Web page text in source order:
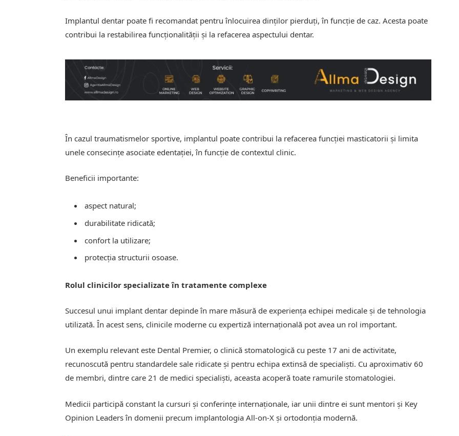
Implantul dentar poate fi recomandat pentru înlocuirea dinților pierduți, în funcție de caz. Acesta poate
contribui la restabilirea funcționalității și la refacerea aspectului dentar.
În cazul traumatismelor sportive, implantul poate contribui la refacerea funcției masticatorii și limita
unele consecințe asociate edentației, în funcție de contextul clinic.
Beneficii importante:
aspect natural;
durabilitate ridicată;
confort la utilizare;
protecția structurii osoase.
Rolul clinicilor specializate în tratamente complexe
Succesul unui implant dentar depinde în mare măsură de experiența echipei medicale și de tehnologia
utilizată. În acest sens, clinicile moderne cu expertiză internațională pot avea un rol important.
Un exemplu relevant este Dental Premier, o clinică stomatologică cu peste 17 ani de activitate,
recunoscută pentru standardele sale ridicate și pentru echipa extinsă de specialiști. Cu aproximativ 60
de membri, dintre care 21 de medici specialiști, aceasta acoperă toate ramurile stomatologiei.
Medicii participă constant la cursuri și conferințe internaționale, iar unii dintre ei sunt mentori și Key
Opinion Leaders în domenii precum implantologia All-on-X și ortodonția modernă.